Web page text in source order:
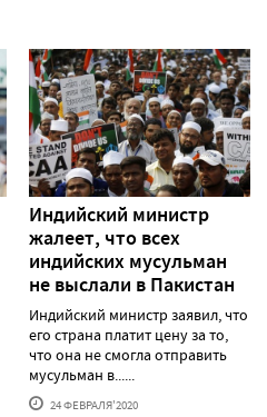
Индийский министр
жалеет, что всех
индийских мусульман
не выслали в Пакистан
Индийский министр заявил, что
его страна платит цену за то,
что она не смогла отправить
мусульман в......
24 ФЕВРАЛЯ'2020